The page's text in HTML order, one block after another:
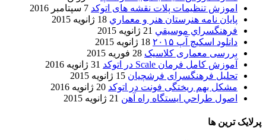
اموزش تنظیمات پلات نقشه های اتوکد 7 سپتامبر 2016
پایان نامه هنرستان هنر و معماري 18 ژانویه 2015
فرهنگسراي موسيقي 21 ژانویه 2015
دانلود اسکیچ آپ ۲۰۱۵
18 ژانویه 2015
بررسی معماری کلاسیک 28 فوریه 2015
آموزش کامل فرمان Scale در اتوکد
31 ژانویه 2016
تحلیل فرهنگسرای فرشچیان 15 ژانویه 2015
مشکل بهم ریختگی فونت در اتوکد 20 ژانویه 2016
اصول طراحي ایستگاه راه آهن 21 ژانویه 2015
پرلایک ترین ها